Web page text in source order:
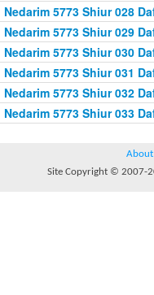
Nedarim 5773 Shiur 028
Nedarim 5773 Shiur 029
Nedarim 5773 Shiur 030
Nedarim 5773 Shiur 031
Nedarim 5773 Shiur 032
Nedarim 5773 Shiur 033
About
Site Copyright © 2007-